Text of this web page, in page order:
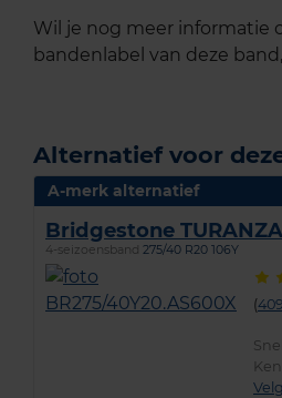
Wil je nog meer informatie
bandenlabel van deze
Alternatief voor
A-merk alternatief
Bridgestone
4-seizoensband 275/40 R20 106Y
(